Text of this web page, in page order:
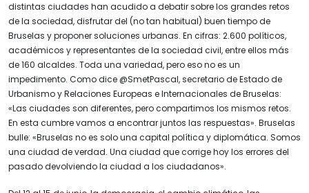
distintas ciudades han acudido a debatir sobre los grandes retos
de la sociedad, disfrutar del (no tan habitual) buen tiempo de
Bruselas y proponer soluciones urbanas. En cifras: 2.600 políticos,
académicos y representantes de la sociedad civil, entre ellos más
de 160 alcaldes. Toda una variedad, pero eso no es un
impedimento. Como dice @SmetPascal, secretario de Estado de
Urbanismo y Relaciones Europeas e Internacionales de Bruselas:
«Las ciudades son diferentes, pero compartimos los mismos retos.
En esta cumbre vamos a encontrar juntos las respuestas». Bruselas
bulle: «Bruselas no es solo una capital política y diplomática. Somos
una ciudad de verdad. Una ciudad que corrige hoy los errores del
pasado devolviendo la ciudad a los ciudadanos».